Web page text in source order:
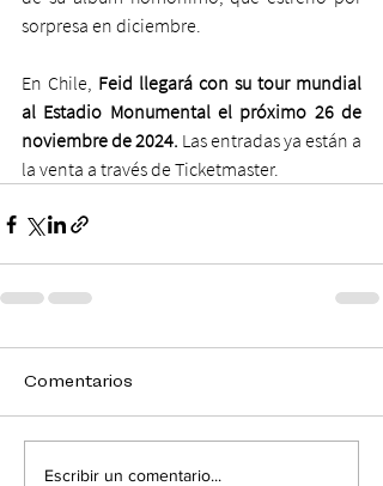
sorpresa en diciembre.
En Chile, Feid llegará con su tour mundial
al Estadio Monumental el próximo 26 de
noviembre de 2024. Las entradas ya están a
la venta a través de Ticketmaster.
Comentarios
Escribir un comentario...